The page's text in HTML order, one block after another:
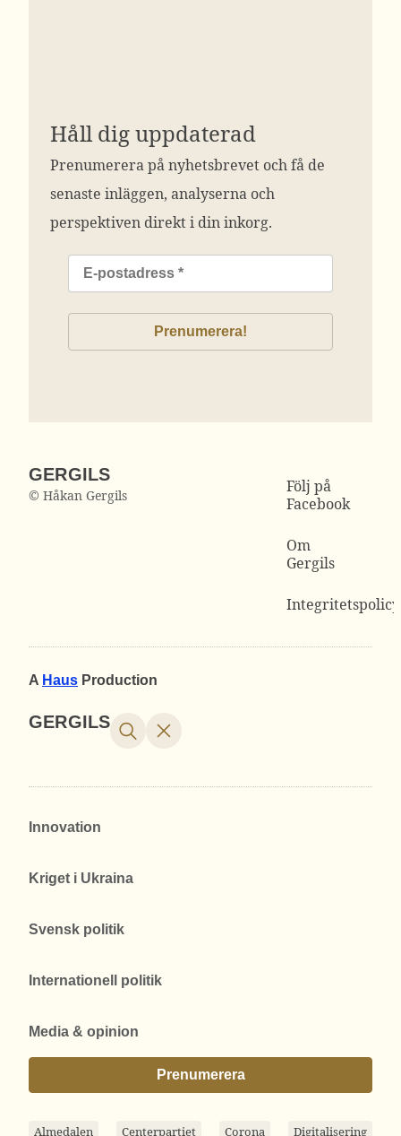
Håll dig uppdaterad
Prenumerera på nyhetsbrevet och få de
senaste inläggen, analyserna och
perspektiven direkt i din inkorg.
GERGILS
© Håkan Gergils
Följ på
Facebook
Om
Gergils
Integritetspolicy
A Haus Production
GERGILS
Innovation
Kriget i Ukraina
Svensk politik
Internationell politik
Media & opinion
Prenumerera
Almedalen Centerpartiet Corona Digitalisering